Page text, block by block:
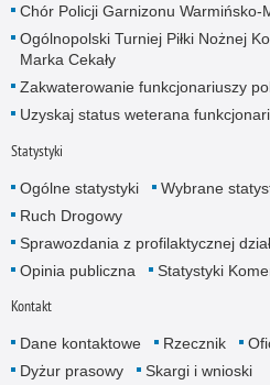
Chór Policji Garnizonu Warmińsko-
Ogólnopolski Turniej Piłki Nożnej
Marka Cekały
Zakwaterowanie funkcjonariuszy
Uzyskaj status weterana
Statystyki
Ogólne statystyki Wybrane
Ruch Drogowy
Sprawozdania z profilaktycznej
Opinia publiczna
Statystyki
Kontakt
Dane kontaktowe Rzecznik
Dyżur prasowy
Skargi i wnioski